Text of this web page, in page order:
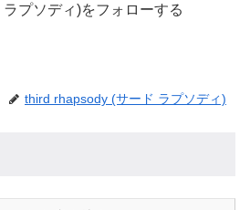
プソディ)をフォローする
third rhapsody (サード ラプソディ)